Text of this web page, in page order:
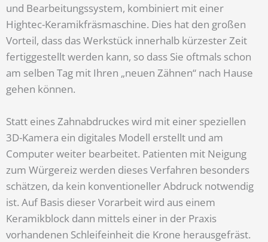
und Bearbeitungssystem, kombiniert mit einer
Hightec-Keramikfräsmaschine. Dies hat den großen
Vorteil, dass das Werkstück innerhalb kürzester Zeit
fertiggestellt werden kann, so dass Sie oftmals schon
am selben Tag mit Ihren „neuen Zähnen“ nach Hause
gehen können.
Statt eines Zahnabdruckes wird mit einer speziellen
3D-Kamera ein digitales Modell erstellt und am
Computer weiter bearbeitet. Patienten mit Neigung
zum Würgereiz werden dieses Verfahren besonders
schätzen, da kein konventioneller Abdruck notwendig
ist. Auf Basis dieser Vorarbeit wird aus einem
Keramikblock dann mittels einer in der Praxis
vorhandenen Schleifeinheit die Krone herausgefräst.